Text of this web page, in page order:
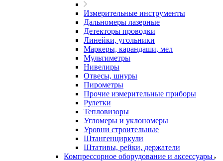
Измерительные инструменты
Дальномеры лазерные
Детекторы проводки
Линейки, угольники
Маркеры, карандаши, мел
Мультиметры
Нивелиры
Отвесы, шнуры
Пирометры
Прочие измерительные приборы
Рулетки
Тепловизоры
Угломеры и уклономеры
Уровни строительные
Штангенциркули
Штативы, рейки, держатели
Компрессорное оборудование и аксессуары